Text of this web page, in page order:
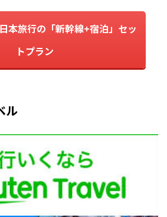
本旅行の「新幹線+宿泊」セッ
トプラン
ル